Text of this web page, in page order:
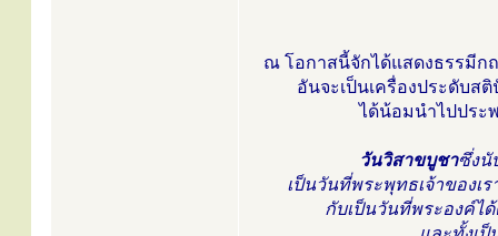
ณ โอกาสนี้จักได้แสดงธรรมีก
อันจะเป็นเครื่องประดับ
ได้น้อมนำไปประ
วันวิสาขบูชาซึ่งนั
เป็นวันที่พระพุทธเจ้าของเ
กับเป็นวันที่พระองค์ไ